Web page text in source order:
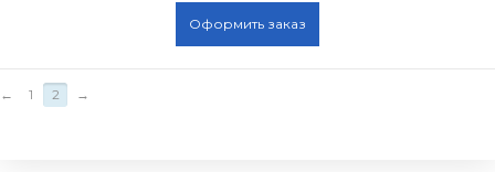
Оформить заказ
← 1 2 →